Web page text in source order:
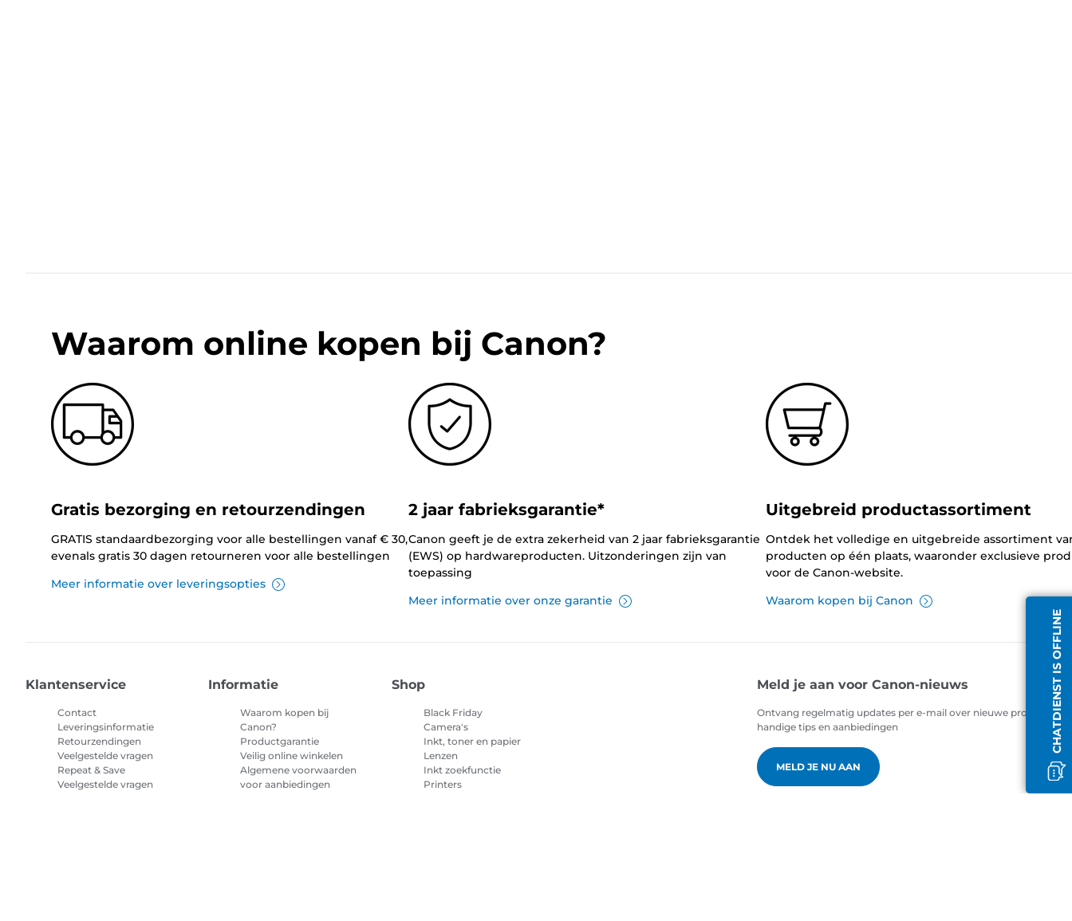
CHATDIENST IS OFFLINE
Waarom online kopen bij Canon?
Gratis bezorging en retourzendingen
GRATIS standaardbezorging voor alle bestellingen vanaf € 30,
evenals gratis 30 dagen retourneren voor alle bestellingen
Meer informatie over leveringsopties
2 jaar fabrieksgarantie*
Canon geeft je de extra zekerheid van 2 jaar fabrieksgarantie
(EWS) op hardwareproducten. Uitzonderingen zijn van
toepassing
Meer informatie over onze garantie
Uitgebreid productassortiment
Ontdek het volledige en uitgebreide assortiment
producten op één plaats, waaronder exclusieve
voor de Canon-website.
Waarom kopen bij Canon
Klantenservice
Contact
Leveringsinformatie
Retourzendingen
Veelgestelde vragen
Repeat & Save
Veelgestelde vragen
Informatie
Waarom kopen bij
Canon?
Productgarantie
Veilig online winkelen
Algemene voorwaarden
voor aanbiedingen
Shop
Black Friday
Camera's
Inkt, toner en papier
Lenzen
Inkt zoekfunctie
Printers
Meld je aan voor Canon-nieuws
Ontvang regelmatig updates per e-mail over nieuwe producten,
handige tips en aanbiedingen
MELD JE NU AAN